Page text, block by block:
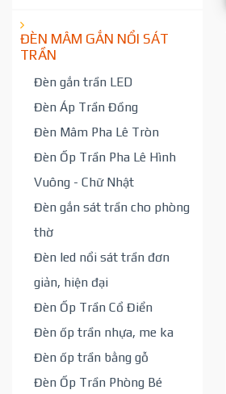
ĐÈN MÂM GẮN NỔI SÁT
TRẦN
Đèn gắn trần LED
Đèn Áp Trần Đồng
Đèn Mâm Pha Lê Tròn
Đèn Ốp Trần Pha Lê Hình
Vuông - Chữ Nhật
Đèn gắn sát trần cho phòng
thờ
Đèn led nổi sát trần đơn
giản, hiện đại
Đèn Ốp Trần Cổ Điển
Đèn ốp trần nhựa, me ka
Đèn ốp trần bằng gỗ
Đèn Ốp Trần Phòng Bé